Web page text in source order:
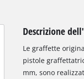
Descrizione
Le graffette
pistole
mm, sono